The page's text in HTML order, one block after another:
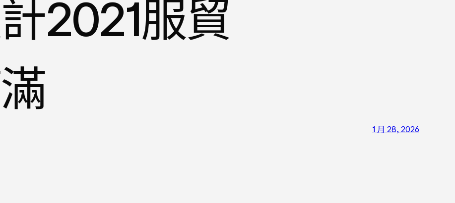
2021服貿
1 月 28, 2026